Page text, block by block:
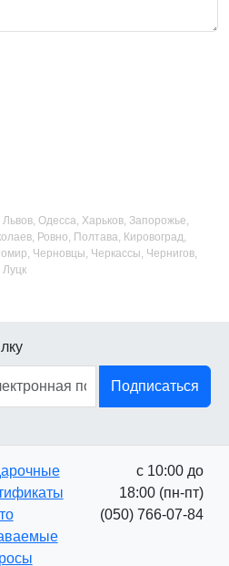
Одесса, Харьков, Запорожье,
Ровно, Полтава, Кировоград,
Черновцы, Черкассы, Чернигов,
Подписаться
с 10:00 до
18:00 (пн-пт)
(050) 766-07-84